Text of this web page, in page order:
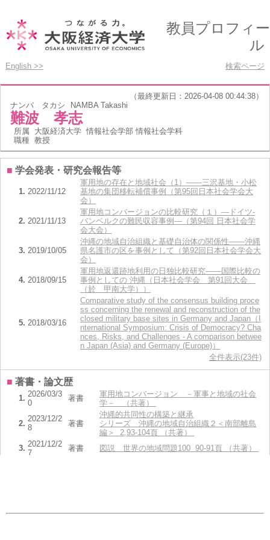
教員プロフィー
ル
English >> 検索ページ
（最終更新日：2026-04-08 00:44:38）
ナンバ タカシ
NAMBA Takashi
難波 孝志
所属 大阪経済大学 情報社会学部 情報社会学科
職種 教授
■ 学会発表・研究会報告等
1. 2022/11/12
軍用地の存在と地域社会（1）——三沢基地・小松
基地の集団移転補償事例（第95回日本社会学会大
会）
2. 2021/11/13
軍用地コンバージョンの比較研究（１）―ドイツ-
バンベルクの難民収容事例―（第94回 日本社会学
会大会）
3. 2019/10/05
沖縄の地域自治組織と基礎自治体の関係性――沖縄
県名護市の区を事例として（第92回日本社会学会大
会）
4. 2018/09/15
軍用地返還跡地利用の日独比較研究――国際比較の
事例としての 沖縄（日本社会学会 第91回大会
（於 甲南大学））
5. 2018/03/16
Comparative study of the consensus building proce
ss concerning the renewal and reconstruction of the
closed military base sites in Germany and Japan（I
nternational Symposium: Crisis of Democracy? Cha
nces, Risks, and Challenges - A comparison betwee
n Japan (Asia) and Germany (Europe)）
全件表示(23件)
■ 著書・論文歴
1. 2026/03/3
0
著書
軍用地コンバージョン －軍事と地域の社会
学－ （共著）
2.
2023/12/2
8
著書
沖縄的共同性の構築と継承
シリーズ 沖縄の地域自治組織２＜南部離島
編＞ 2,93-104頁 （共著）
3. 2021/12/2
7
著書 図説 世界の地域問題100 90-91頁 （共著）
(Europe)pp.431-441 （共著）